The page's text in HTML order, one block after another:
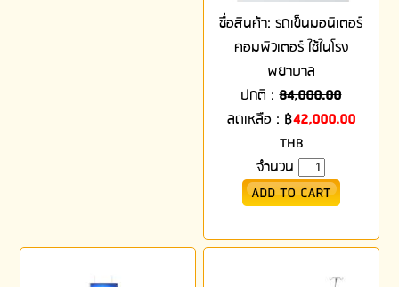
ชื่อสินค้า: รถเข็นมอนิเตอร์
คอมพิวเตอร์ ใช้ในโรง
พยาบาล
ปกติ :84,000.00
ลดเหลือ : ฿42,000.00
THB
จำนวน